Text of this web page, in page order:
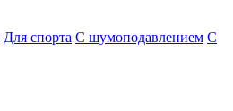
Для спорта С шумоподавлением С